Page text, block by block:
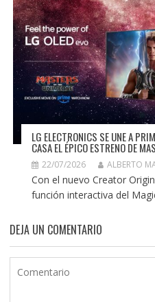
LG ELECTRONICS SE UNE A
CASA EL ÉPICO ESTRENO DE
22/07/2026 ALBERTO
Con el nuevo Creator
función interactiva del
DEJA UN COMENTARIO